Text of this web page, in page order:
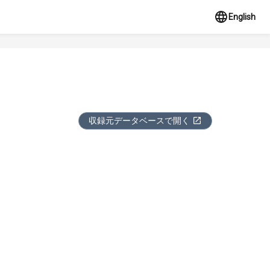
English
収録元データベースで開く